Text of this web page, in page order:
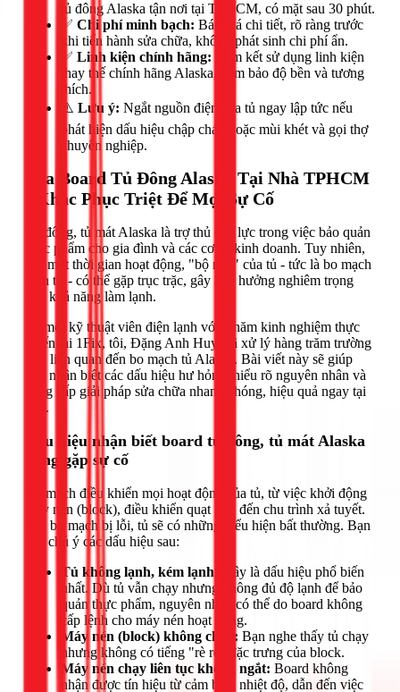
tủ đông Alaska tận nơi tại TPHCM, có mặt sau 30 phút.
✅ Chi phí minh bạch: Báo giá chi tiết, rõ ràng trước
khi tiến hành sửa chữa, không phát sinh chi phí ẩn.
✅ Linh kiện chính hãng: Cam kết sử dụng linh kiện
thay thế chính hãng Alaska, đảm bảo độ bền và tương
thích.
⚠️ Lưu ý: Ngắt nguồn điện của tủ ngay lập tức nếu
phát hiện dấu hiệu chập cháy hoặc mùi khét và gọi thợ
chuyên nghiệp.
Sửa Board Tủ Đông Alaska Tại Nhà TPHCM
- Khắc Phục Triệt Để Mọi Sự Cố
Tủ đông, tủ mát Alaska là trợ thủ đắc lực trong việc bảo quản
thực phẩm cho gia đình và các cơ sở kinh doanh. Tuy nhiên,
sau một thời gian hoạt động, "bộ não" của tủ - tức là bo mạch
điện tử - có thể gặp trục trặc, gây ảnh hưởng nghiêm trọng
đến khả năng làm lạnh.
Là một kỹ thuật viên điện lạnh với 6 năm kinh nghiệm thực
chiến tại 1Fix, tôi, Đặng Anh Huy, đã xử lý hàng trăm trường
hợp liên quan đến bo mạch tủ Alaska. Bài viết này sẽ giúp
bạn nhận biết các dấu hiệu hư hỏng, hiểu rõ nguyên nhân và
cung cấp giải pháp sửa chữa nhanh chóng, hiệu quả ngay tại
nhà.
Dấu hiệu nhận biết board tủ đông, tủ mát Alaska
đang gặp sự cố
Bo mạch điều khiển mọi hoạt động của tủ, từ việc khởi động
máy nén (block), điều khiển quạt gió, đến chu trình xả tuyết.
Khi bo mạch bị lỗi, tủ sẽ có những biểu hiện bất thường. Bạn
cần chú ý các dấu hiệu sau:
Tủ không lạnh, kém lạnh:
Đây là dấu hiệu phổ biến
nhất. Dù tủ vẫn chạy nhưng không đủ độ lạnh để bảo
quản thực phẩm, nguyên nhân có thể do board không
cấp lệnh cho máy nén hoạt động.
Máy nén (block) không chạy: Bạn nghe thấy tủ chạy
nhưng không có tiếng "rè rè" đặc trưng của block.
Máy nén chạy liên tục không ngắt: Board không
nhận được tín hiệu từ cảm biến nhiệt độ, dẫn đến việc